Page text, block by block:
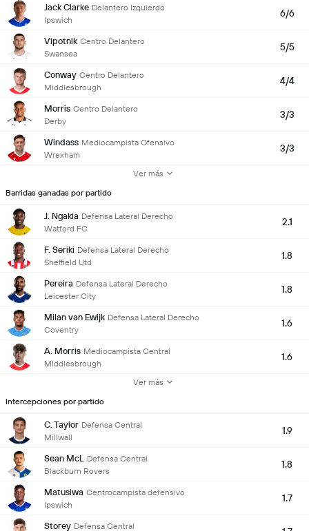
Jack Clarke Delantero Izquierdo
Ipswich
6/6
Vipotnik Centro Delantero
Swansea
5/5
Conway Centro Delantero
Middlesbrough
4/4
Morris Centro Delantero
Derby
3/3
Windass Mediocampista Ofensivo
Wrexham
3/3
Ver más
Barridas ganadas por partido
J. Ngakia Defensa Lateral Derecho
Watford FC
2.1
F. Seriki Defensa Lateral Derecho
Sheffield Utd
1.8
Pereira Defensa Lateral Derecho
Leicester City
1.8
Milan van Ewijk Defensa Lateral Derecho
Coventry
1.6
A. Morris Mediocampista Central
Middlesbrough
1.6
Ver más
Intercepciones por partido
C. Taylor Defensa Central
Millwall
1.9
Sean McL
Defensa Central
Blackburn Rovers
1.8
Matusiwa Centrocampista defensivo
Ipswich
1.7
Storey Defensa Central